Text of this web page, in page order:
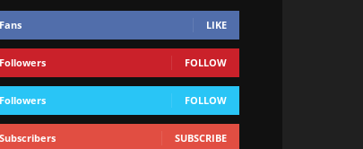
Fans LIKE
Followers FOLLOW
Followers FOLLOW
Subscribers SUBSCRIBE